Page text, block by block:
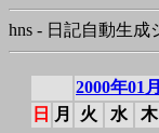
hns - 日記自動生成
2000年01月
日
月 火 水 木